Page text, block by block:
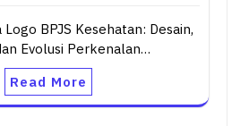
BPJS Kesehatan: Desain,
Evolusi Perkenalan…
Read More